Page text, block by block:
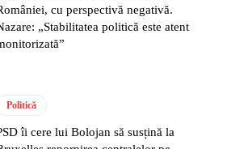
cu perspectivă negativă.
„Stabilitatea politică este atent
Politică
îi cere lui Bolojan să susțină la